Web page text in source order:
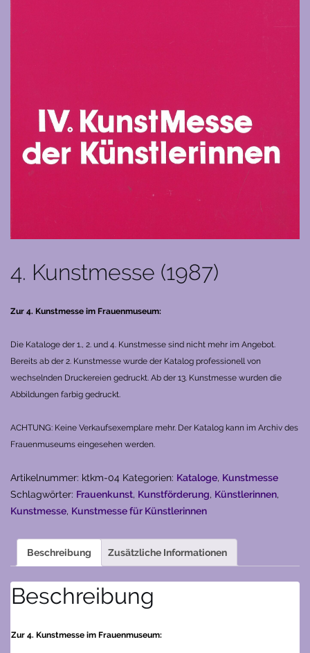
4. Kunstmesse (1987)
Zur 4. Kunstmesse im Frauenmuseum:
Die Kataloge der 1., 2. und 4. Kunstmesse sind nicht mehr im Angebot.
Bereits ab der 2. Kunstmesse wurde der Katalog professionell von
wechselnden Druckereien gedruckt. Ab der 13. Kunstmesse wurden die
Abbildungen farbig gedruckt.
ACHTUNG: Keine Verkaufsexemplare mehr. Der Katalog kann im Archiv des
Frauenmuseums eingesehen werden.
Artikelnummer: ktkm-04 Kategorien: Kataloge, Kunstmesse
Schlagwörter: Frauenkunst, Kunstförderung, Künstlerinnen,
Kunstmesse, Kunstmesse für Künstlerinnen
Beschreibung Zusätzliche Informationen
Beschreibung
Zur 4. Kunstmesse im Frauenmuseum: